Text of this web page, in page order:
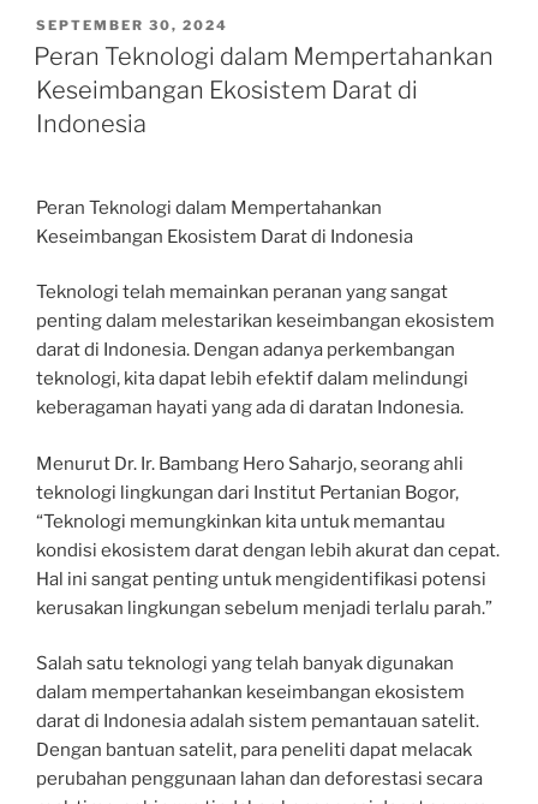
POSTED
ON
SEPTEMBER 30, 2024
Peran Teknologi dalam Mempertahankan
Keseimbangan Ekosistem Darat di
Indonesia
Peran Teknologi dalam Mempertahankan
Keseimbangan Ekosistem Darat di Indonesia
Teknologi telah memainkan peranan yang sangat
penting dalam melestarikan keseimbangan ekosistem
darat di Indonesia. Dengan adanya perkembangan
teknologi, kita dapat lebih efektif dalam melindungi
keberagaman hayati yang ada di daratan Indonesia.
Menurut Dr. Ir. Bambang Hero Saharjo, seorang ahli
teknologi lingkungan dari Institut Pertanian Bogor,
“Teknologi memungkinkan kita untuk memantau
kondisi ekosistem darat dengan lebih akurat dan cepat.
Hal ini sangat penting untuk mengidentifikasi potensi
kerusakan lingkungan sebelum menjadi terlalu parah.”
Salah satu teknologi yang telah banyak digunakan
dalam mempertahankan keseimbangan ekosistem
darat di Indonesia adalah sistem pemantauan satelit.
Dengan bantuan satelit, para peneliti dapat melacak
perubahan penggunaan lahan dan deforestasi secara